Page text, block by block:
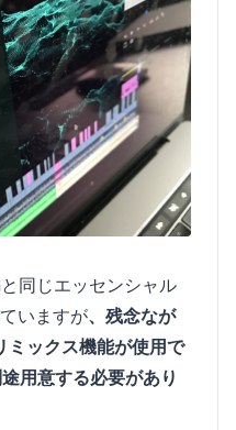
同じエッセンシャル
いますが、残念なが
ックス機能が使用で
用意する必要があり